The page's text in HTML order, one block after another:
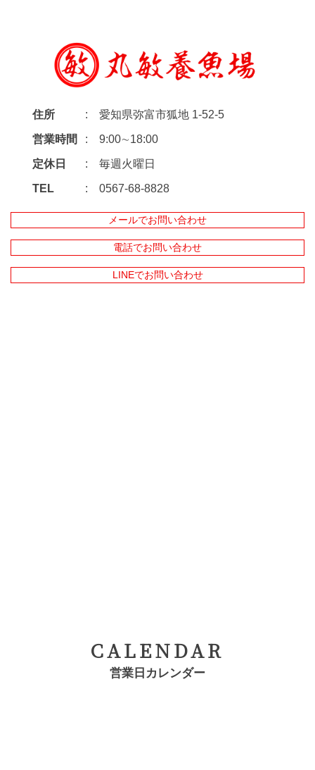
住所 愛知県弥富市狐地 1-52-5
営業時間 9:00∼18:00
定休日 毎週火曜日
TEL 0567-68-8828
メールでお問い合わせ
電話でお問い合わせ
LINEでお問い合わせ
CALENDAR
営業日カレンダー